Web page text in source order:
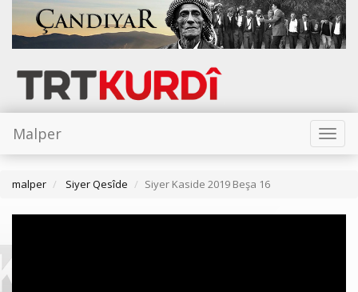
Toggle
Malper
malper Siyer Qesîde Siyer Kaside 2019 Beşa 16